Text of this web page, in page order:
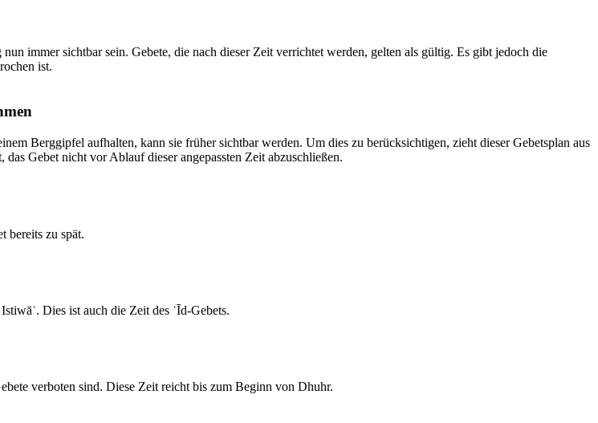
immer sichtbar sein. Gebete, die nach dieser Zeit verrichtet werden, gelten als gültig. Es gibt jedoch die
ist.
Berggipfel aufhalten, kann sie früher sichtbar werden. Um dies zu berücksichtigen, zieht dieser Gebetsplan aus
Gebet nicht vor Ablauf dieser angepassten Zeit abzuschließen.
bereits zu spät.
Dies ist auch die Zeit des ʿĪd-Gebets.
verboten sind. Diese Zeit reicht bis zum Beginn von Dhuhr.